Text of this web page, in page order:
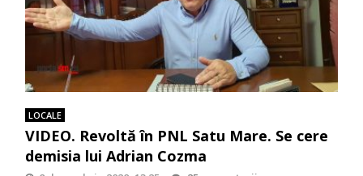
LOCALE
VIDEO. Revoltă în PNL Satu Mare. Se cere
demisia lui Adrian Cozma